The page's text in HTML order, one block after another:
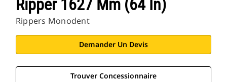
Ripper 1627 Mm (64 In)
Rippers Monodent
Demander Un Devis
Trouver Concessionnaire